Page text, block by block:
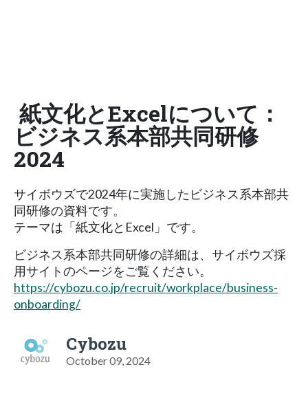
紙文化とExcelについて：
ビジネス系本部共同研修
2024
サイボウズで2024年に実施したビジネス系本部共
同研修の資料です。
テーマは「紙文化とExcel」です。
ビジネス系本部共同研修の詳細は、サイボウズ採
用サイトのページをご覧ください。
https://cybozu.co.jp/recruit/workplace/business-
onboarding/
Cybozu
October 09, 2024